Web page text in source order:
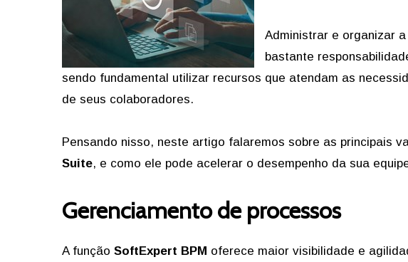
Administrar e organizar
bastante
sendo fundamental utilizar recursos que atendam as
de seus colaboradores.
Pensando nisso, neste artigo falaremos sobre as principais
Suite, e como ele pode acelerar o desempenho da sua
Gerenciamento de processos
A função SoftExpert BPM oferece maior visibilidade e